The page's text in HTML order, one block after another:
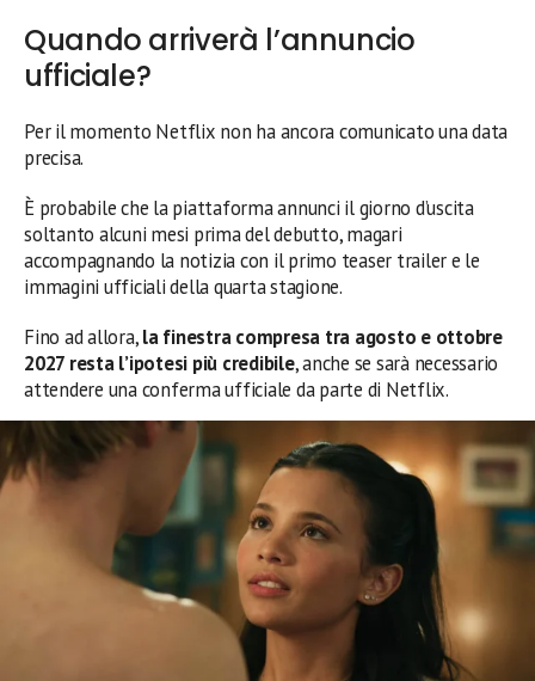
Quando arriverà l’annuncio
ufficiale?
Per il momento Netflix non ha ancora comunicato una data
precisa.
È probabile che la piattaforma annunci il giorno d’uscita
soltanto alcuni mesi prima del debutto, magari
accompagnando la notizia con il primo teaser trailer e le
immagini ufficiali della quarta stagione.
Fino ad allora,la finestra compresa tra agosto e ottobre
2027 resta l’ipotesi più credibile, anche se sarà necessario
attendere una conferma ufficiale da parte di Netflix.